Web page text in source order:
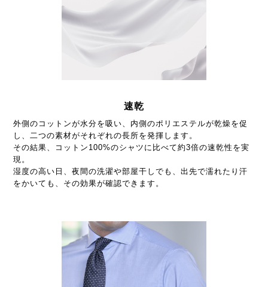
速乾
外側のコットンが水分を吸い、内側のポリエステルが乾燥を促
し、二つの素材がそれぞれの長所を発揮します。
その結果、コットン100%のシャツに比べて約3倍の速乾性を実
現。
湿度の高い日、夜間の洗濯や部屋干しでも、出先で濡れたり汗
をかいても、その効果が確認できます。